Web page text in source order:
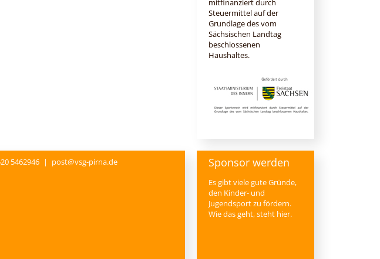
mitfinanziert durch
Steuermittel auf der
Grundlage des vom
Sächsischen Landtag
beschlossenen
Haushaltes.
5462946 |
post@vsg-pirna.de
Sponsor werden
Es gibt viele gute Gründe,
den Kinder- und
Jugendsport zu fördern.
Wie das geht, steht hier.